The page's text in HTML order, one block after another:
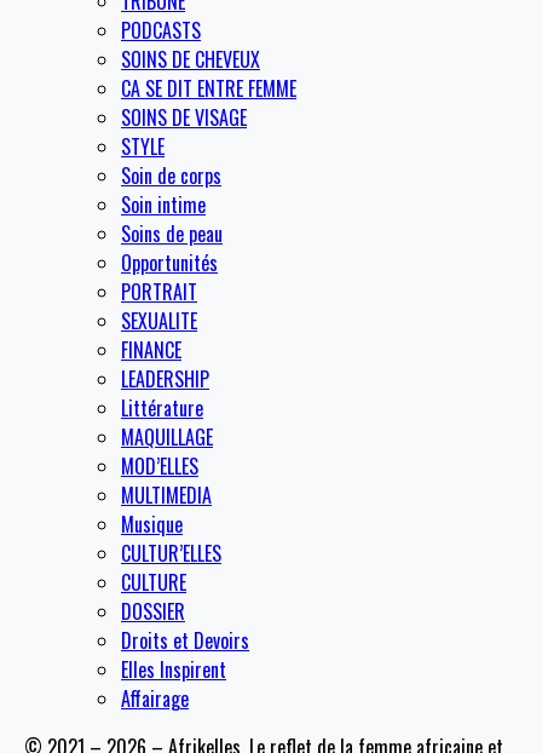
PODCASTS
SOINS DE CHEVEUX
CA SE DIT ENTRE FEMME
SOINS DE VISAGE
STYLE
Soin de corps
Soin intime
Soins de peau
Opportunités
PORTRAIT
SEXUALITE
FINANCE
LEADERSHIP
Littérature
MAQUILLAGE
MOD’ELLES
MULTIMEDIA
Musique
CULTUR’ELLES
CULTURE
DOSSIER
Droits et Devoirs
Elles Inspirent
Affairage
© 2021 – 2026 – Afrikelles, Le reflet de la femme africaine et